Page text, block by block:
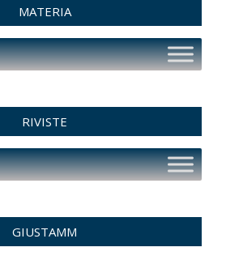
MATERIA
RIVISTE
GIUSTAMM